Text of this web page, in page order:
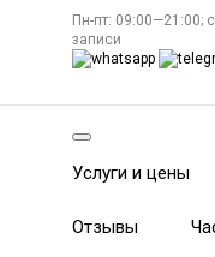
Пн-пт: 09:00—21:00;
записи
Услуги и цены
Отзывы